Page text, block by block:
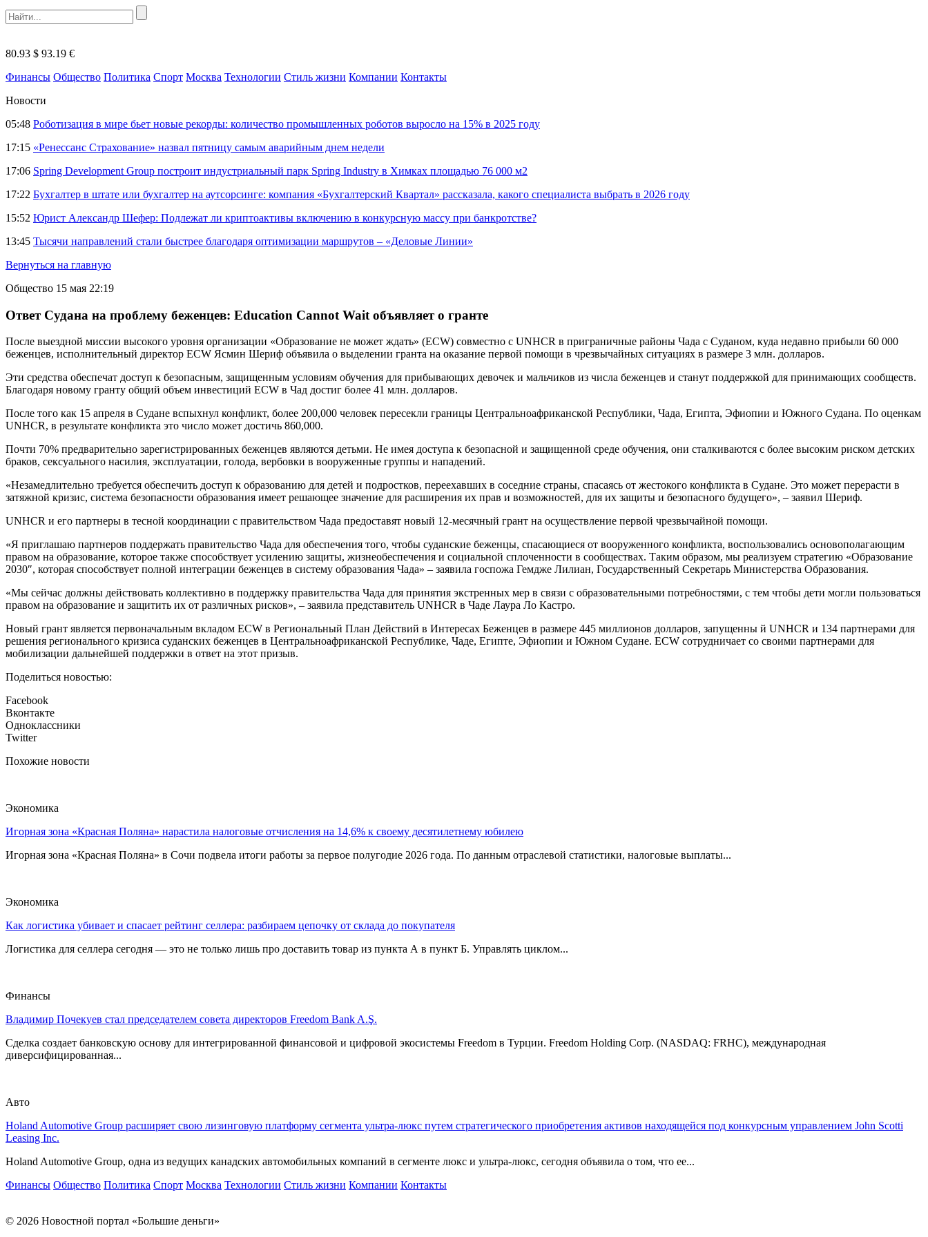
80.93 $ 93.19 €
Финансы Общество Политика Спорт Москва Технологии Стиль жизни Компании Контакты
Новости
05:48 Роботизация в мире бьет новые рекорды: количество промышленных роботов выросло на 15% в 2025 году
17:15 «Ренессанс Страхование» назвал пятницу самым аварийным днем недели
17:06 Spring Development Group построит индустриальный парк Spring Industry в Химках площадью 76 000 м2
17:22 Бухгалтер в штате или бухгалтер на аутсорсинге: компания «Бухгалтерский Квартал» рассказала, какого специалиста выбрать в 2026 году
15:52 Юрист Александр Шефер: Подлежат ли криптоактивы включению в конкурсную массу при банкротстве?
13:45 Тысячи направлений стали быстрее благодаря оптимизации маршрутов – «Деловые Линии»
Вернуться на главную
Общество 15 мая 22:19
Ответ Судана на проблему беженцев: Education Cannot Wait объявляет о гранте
После выездной миссии высокого уровня организации «Образование не может ждать» (ECW) совместно с UNHCR в приграничные районы Чада с Суданом, куда недавно прибыли 60 000
беженцев, исполнительный директор ECW Ясмин Шериф объявила о выделении гранта на оказание первой помощи в чрезвычайных ситуациях в размере 3 млн. долларов.
Эти средства обеспечат доступ к безопасным, защищенным условиям обучения для прибывающих девочек и мальчиков из числа беженцев и станут поддержкой для принимающих сообществ.
Благодаря новому гранту общий объем инвестиций ECW в Чад достиг более 41 млн. долларов.
После того как 15 апреля в Судане вспыхнул конфликт, более 200,000 человек пересекли границы Центральноафриканской Республики, Чада, Египта, Эфиопии и Южного Судана. По оценкам
UNHCR, в результате конфликта это число может достичь 860,000.
Почти 70% предварительно зарегистрированных беженцев являются детьми. Не имея доступа к безопасной и защищенной среде обучения, они сталкиваются с более высоким риском детских
браков, сексуального насилия, эксплуатации, голода, вербовки в вооруженные группы и нападений.
«Незамедлительно требуется обеспечить доступ к образованию для детей и подростков, переехавших в соседние страны, спасаясь от жестокого конфликта в Судане. Это может перерасти в
затяжной кризис, система безопасности образования имеет решающее значение для расширения их прав и возможностей, для их защиты и безопасного будущего», – заявил Шериф.
UNHCR и его партнеры в тесной координации с правительством Чада предоставят новый 12-месячный грант на осуществление первой чрезвычайной помощи.
«Я приглашаю партнеров поддержать правительство Чада для обеспечения того, чтобы суданские беженцы, спасающиеся от вооруженного конфликта, воспользовались основополагающим
правом на образование, которое также способствует усилению защиты, жизнеобеспечения и социальной сплоченности в сообществах. Таким образом, мы реализуем стратегию «Образование
2030″, которая способствует полной интеграции беженцев в систему образования Чада» – заявила госпожа Гемдже Лилиан, Государственный Секретарь Министерства Образования.
«Мы сейчас должны действовать коллективно в поддержку правительства Чада для принятия экстренных мер в связи с образовательными потребностями, с тем чтобы дети могли пользоваться
правом на образование и защитить их от различных рисков», – заявила представитель UNHCR в Чаде Лаура Ло Кастро.
Новый грант является первоначальным вкладом ECW в Региональный План Действий в Интересах Беженцев в размере 445 миллионов долларов, запущенны й UNHCR и 134 партнерами для
решения регионального кризиса суданских беженцев в Центральноафриканской Республике, Чаде, Египте, Эфиопии и Южном Судане. ECW сотрудничает со своими партнерами для
мобилизации дальнейшей поддержки в ответ на этот призыв.
Поделиться новостью:
Facebook
Вконтакте
Одноклассники
Twitter
Похожие новости
Экономика
Игорная зона «Красная Поляна» нарастила налоговые отчисления на 14,6% к своему десятилетнему юбилею
Игорная зона «Красная Поляна» в Сочи подвела итоги работы за первое полугодие 2026 года. По данным отраслевой статистики, налоговые выплаты...
Экономика
Как логистика убивает и спасает рейтинг селлера: разбираем цепочку от склада до покупателя
Логистика для селлера сегодня — это не только лишь про доставить товар из пункта А в пункт Б. Управлять циклом...
Финансы
Владимир Почекуев стал председателем совета директоров Freedom Bank A.Ş.
Сделка создает банковскую основу для интегрированной финансовой и цифровой экосистемы Freedom в Турции. Freedom Holding Corp. (NASDAQ: FRHC), международная
диверсифицированная...
Авто
Holand Automotive Group расширяет свою лизинговую платформу сегмента ультра-люкс путем стратегического приобретения активов находящейся под конкурсным управлением John Scotti
Leasing Inc.
Holand Automotive Group, одна из ведущих канадских автомобильных компаний в сегменте люкс и ультра-люкс, сегодня объявила о том, что ее...
Финансы Общество Политика Спорт Москва Технологии Стиль жизни Компании Контакты
© 2026 Новостной портал «Большие деньги»